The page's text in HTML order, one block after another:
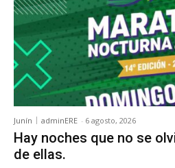
Junín adminERE - 6 agosto, 2026
Hay noches que no se
de ellas.